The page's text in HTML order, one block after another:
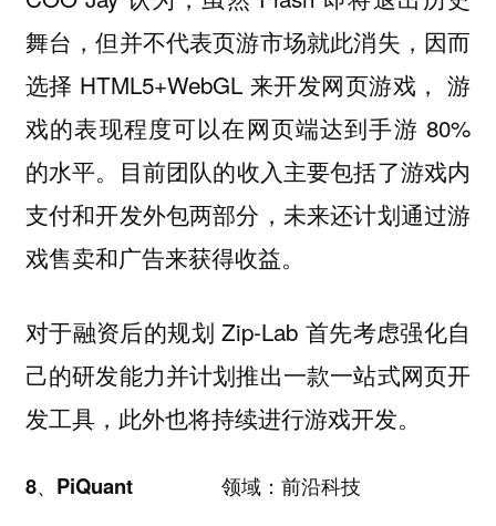
舞台，但并不代表页游市场就此消失，因而
选择 HTML5+WebGL 来开发网页游戏， 游
戏的表现程度可以在网页端达到手游 80%
的水平。 目前团队的收入主要包括了游戏内
支付和开发外包两部分，未来还计划通过游
戏售卖和广告来获得收益。
对于融资后的规划 Zip-Lab 首先考虑强化自
己的研发能力并计划推出一款一站式网页开
发工具，此外也将持续进行游戏开发。
8、PiQuant 领域：前沿科技